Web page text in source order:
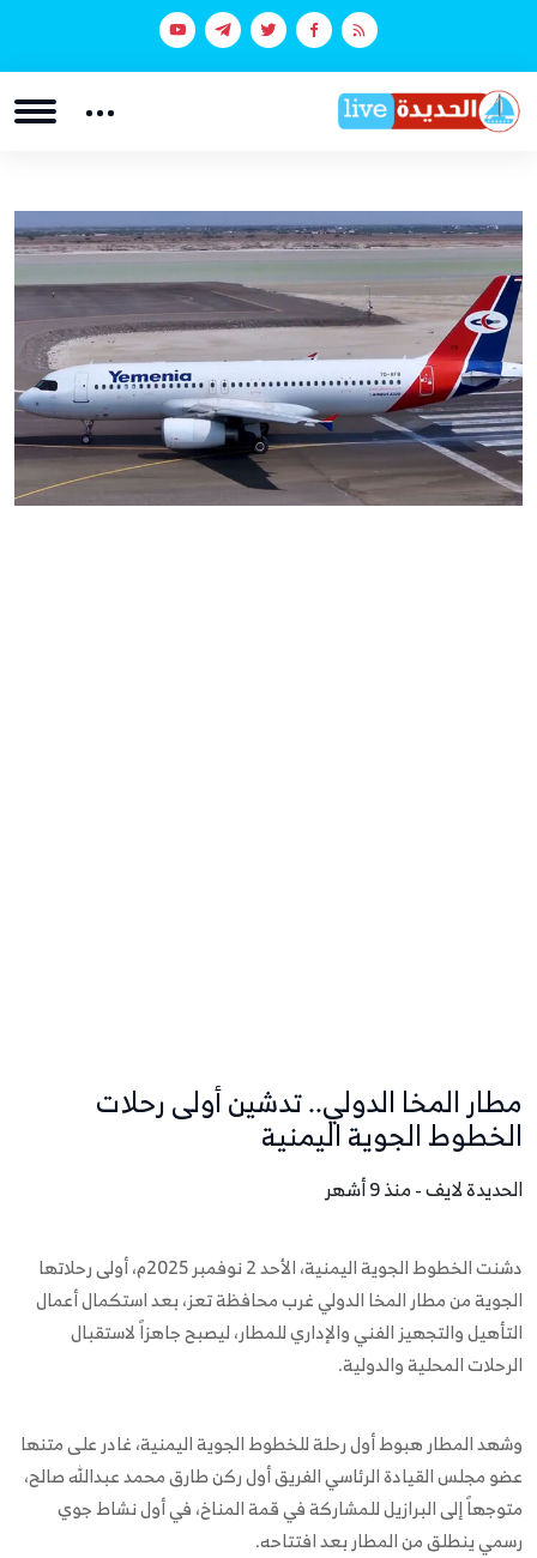
مطار المخا الدولي.. تدشين أولى رحلات
الخطوط الجوية اليمنية
الحديدة لايف - منذ 9 أشهر
دشنت الخطوط الجوية اليمنية، الأحد 2 نوفمبر 2025م، أولى رحلاتها
الجوية من مطار المخا الدولي غرب محافظة تعز، بعد استكمال أعمال
التأهيل والتجهيز الفني والإداري للمطار، ليصبح جاهزاً لاستقبال
الرحلات المحلية والدولية.
وشهد المطار هبوط أول رحلة للخطوط الجوية اليمنية، غادر على متنها
عضو مجلس القيادة الرئاسي الفريق أول ركن طارق محمد عبدالله صالح،
متوجهاً إلى البرازيل للمشاركة في قمة المناخ، في أول نشاط جوي
رسمي ينطلق من المطار بعد افتتاحه.